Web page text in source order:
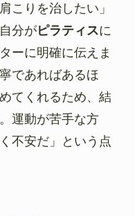
こりを治したい」
分がピラティスに
ーに明確に伝えま
であればあるほ
てくれるため、結
運動が苦手な方
不安だ」という点